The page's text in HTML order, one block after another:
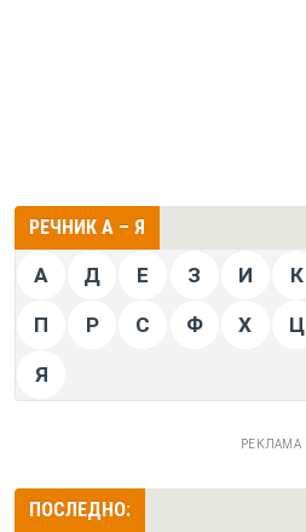
РЕЧНИК А – Я
А Д Е З И К
П Р С Ф Х Ц
Я
РЕКЛАМА
ПОСЛЕДНО: